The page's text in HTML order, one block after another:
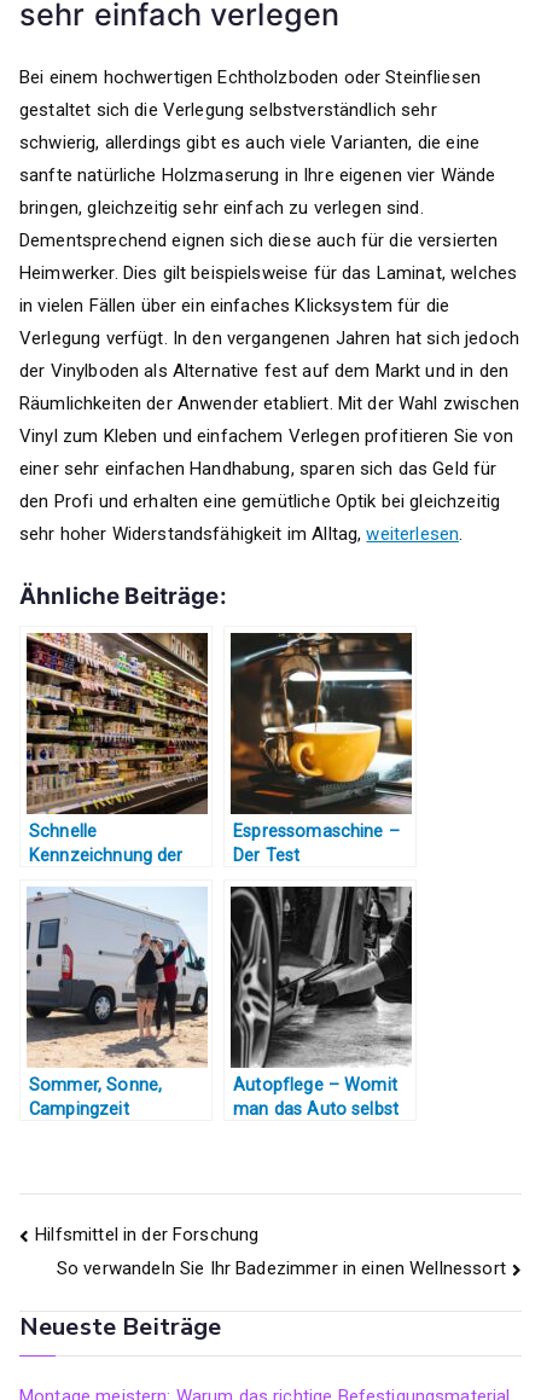
sehr einfach verlegen
Bei einem hochwertigen Echtholzboden oder Steinfliesen
gestaltet sich die Verlegung selbstverständlich sehr
schwierig, allerdings gibt es auch viele Varianten, die eine
sanfte natürliche Holzmaserung in Ihre eigenen vier Wände
bringen, gleichzeitig sehr einfach zu verlegen sind.
Dementsprechend eignen sich diese auch für die versierten
Heimwerker. Dies gilt beispielsweise für das Laminat, welches
in vielen Fällen über ein einfaches Klicksystem für die
Verlegung verfügt. In den vergangenen Jahren hat sich jedoch
der Vinylboden als Alternative fest auf dem Markt und in den
Räumlichkeiten der Anwender etabliert. Mit der Wahl zwischen
Vinyl zum Kleben und einfachem Verlegen profitieren Sie von
einer sehr einfachen Handhabung, sparen sich das Geld für
den Profi und erhalten eine gemütliche Optik bei gleichzeitig
sehr hoher Widerstandsfähigkeit im Alltag,weiterlesen.
Ähnliche Beiträge:
Schnelle
Kennzeichnung der
Espressomaschine –
Der Test
Sommer, Sonne,
Campingzeit
Autopflege – Womit
man das Auto selbst
Beitragsnavigation
Hilfsmittel in der Forschung
So verwandeln Sie Ihr Badezimmer in einen Wellnessort
Neueste Beiträge